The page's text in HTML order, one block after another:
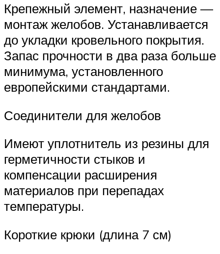
Крепежный элемент, назначение —
монтаж желобов. Устанавливается
до укладки кровельного покрытия.
Запас прочности в два раза больше
минимума, установленного
европейскими стандартами.
Соединители для желобов
Имеют уплотнитель из резины для
герметичности стыков и
компенсации расширения
материалов при перепадах
температуры.
Короткие крюки (длина 7 см)